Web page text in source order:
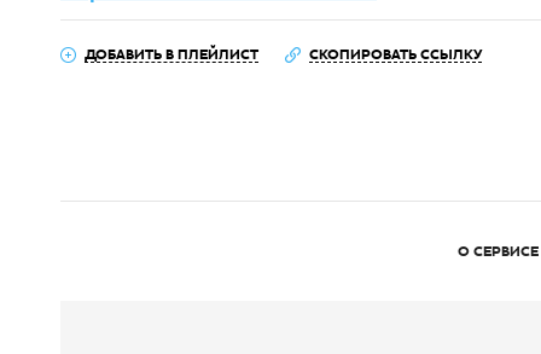
ДОБАВИТЬ В ПЛЕЙЛИСТ СКОПИРОВАТЬ ССЫЛКУ
О СЕРВИСЕ